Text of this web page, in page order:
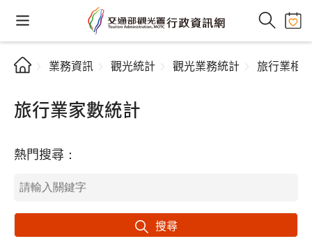
業務資訊 觀光統計 觀光業務統計 旅行業相
旅行業家數統計
熱門搜尋：
搜尋